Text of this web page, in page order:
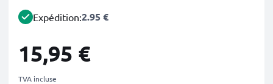
Expédition:2.95 €
15,95 €
TVA incluse